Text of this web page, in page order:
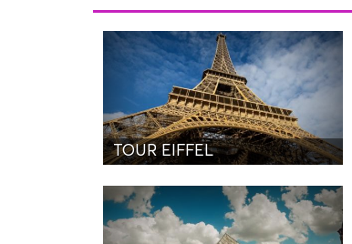
TOUR EIFFEL